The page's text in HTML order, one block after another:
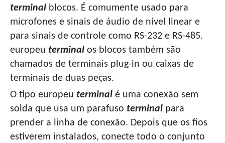
terminal blocos. É comumente usado para
microfones e sinais de áudio de nível linear e
para sinais de controle como RS-232 e RS-485.
europeu terminal os blocos também são
chamados de terminais plug-in ou caixas de
terminais de duas peças.
O tipo europeu terminal é uma conexão sem
solda que usa um parafuso terminal para
prender a linha de conexão. Depois que os fios
estiverem instalados, conecte todo o conjunto